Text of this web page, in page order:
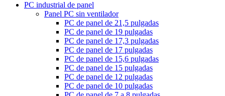
PC industrial de panel
Panel PC sin ventilador
PC de panel de 21,5 pulgadas
PC de panel de 19 pulgadas
PC de panel de 17,3 pulgadas
PC de panel de 17 pulgadas
PC de panel de 15,6 pulgadas
PC de panel de 15 pulgadas
PC de panel de 12 pulgadas
PC de panel de 10 pulgadas